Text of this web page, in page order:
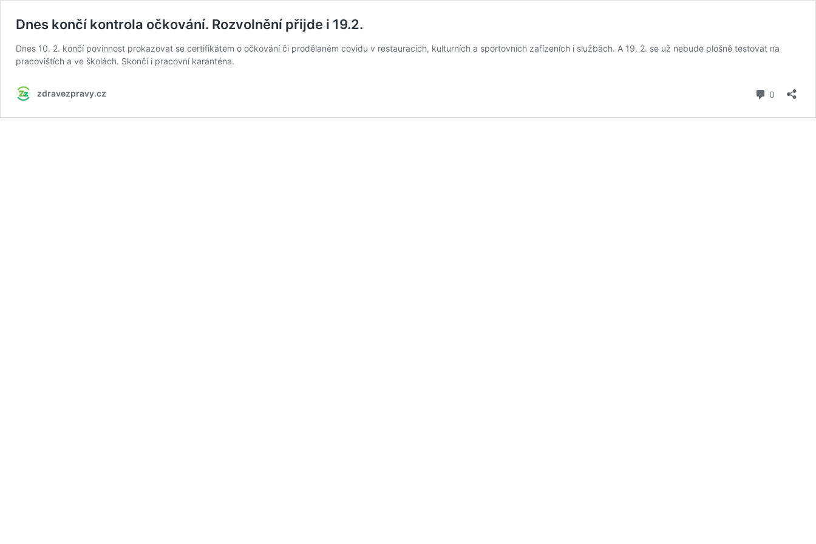
Dnes končí kontrola očkování. Rozvolnění přijde i 19.2.
Dnes 10. 2. končí povinnost prokazovat se certifikátem o očkování či prodělaném covidu v restauracích, kulturních a sportovních zařízeních i službách. A 19. 2. se už nebude plošně testovat na
pracovištích a ve školách. Skončí i pracovní karanténa.
zdravezpravy.cz 0 komentářů